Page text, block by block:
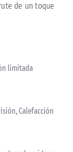
de un toque
limitada
Calefacción